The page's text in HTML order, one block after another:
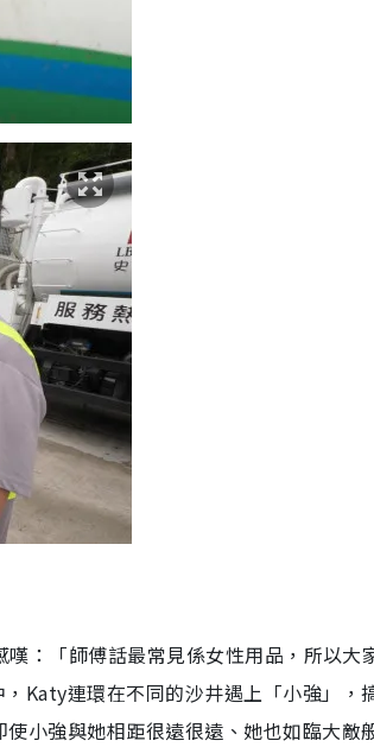
：「師傅話最常見係女性用品，所以大
Katy連環在不同的沙井遇上「小強」，
小強與她相距很遠很遠、她也如臨大敵